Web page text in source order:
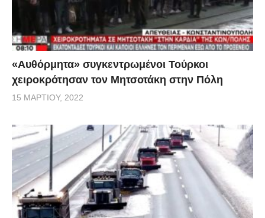
«Αυθόρμητα» συγκεντρωμένοι Τούρκοι
χειροκρότησαν τον Μητσοτάκη στην Πόλη
15 ΜΑΡΤΊΟΥ, 2022